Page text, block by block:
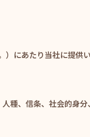
）にあたり当社に提供
種、信条、社会的身